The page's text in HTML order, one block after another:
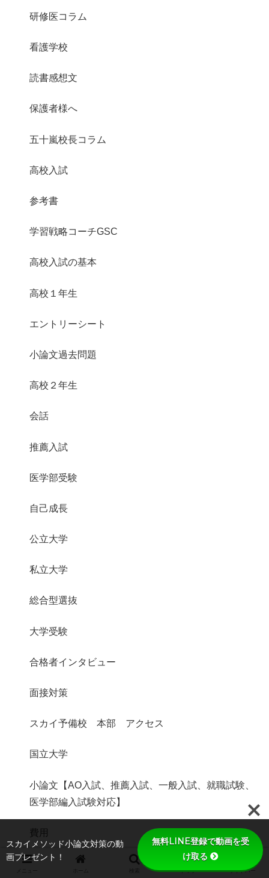
研修医コラム
看護学校
読書感想文
保護者様へ
五十嵐校長コラム
高校入試
参考書
学習戦略コーチGSC
高校入試の基本
高校１年生
エントリーシート
小論文過去問題
高校２年生
会話
推薦入試
医学部受験
自己成長
公立大学
私立大学
総合型選抜
大学受験
合格者インタビュー
面接対策
スカイ予備校 本部 アクセス
国立大学
小論文【AO入試、推薦入試、一般入試、就職試験、
医学部編入試験対応】
費用
推薦入試 公立大学
トップ サイドバー
スカイメソッド小論文対策の動
画プレゼント！
無料LINE登録で動画を受
け取る